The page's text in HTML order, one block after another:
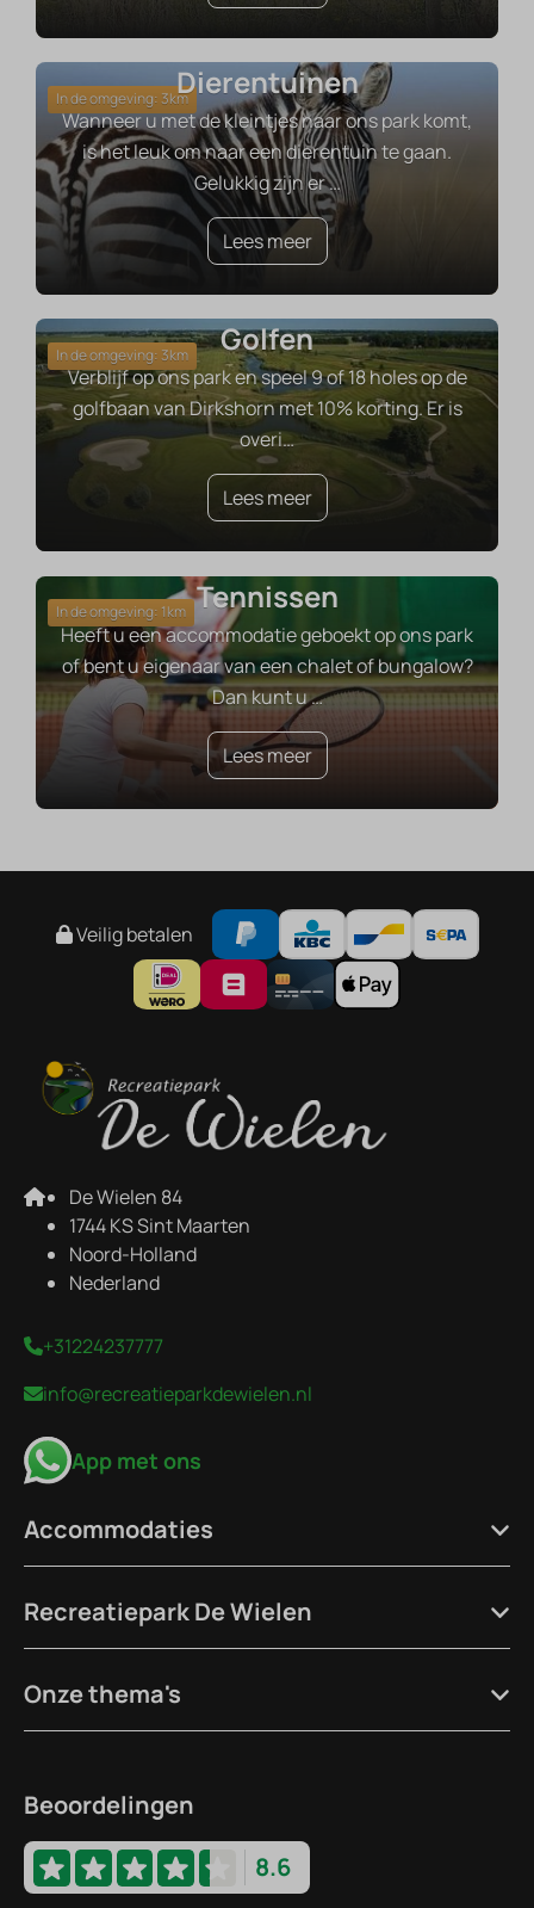
In de omgeving: 3kmDierentuinen
Wanneer u met de kleintjes naar ons park komt,
is het leuk om naar een dierentuin te gaan.
Gelukkig zijn er…
Lees meer
In de omgeving: 3km Golfen
Verblijf op ons park en speel 9 of 18 holes op de
golfbaan van Dirkshorn met 10% korting. Er is
overi…
Lees meer
In de omgeving: 1km Tennissen
Heeft u een accommodatie geboekt op ons park
of bent u eigenaar van een chalet of bungalow?
Dan kunt u…
Lees meer
Veilig betalen
De Wielen 84
1744 KS Sint Maarten
Noord-Holland
Nederland
+31224237777
info@recreatieparkdewielen.nl
App met ons
Accommodaties
Recreatiepark De Wielen
Onze thema's
Beoordelingen
8.6